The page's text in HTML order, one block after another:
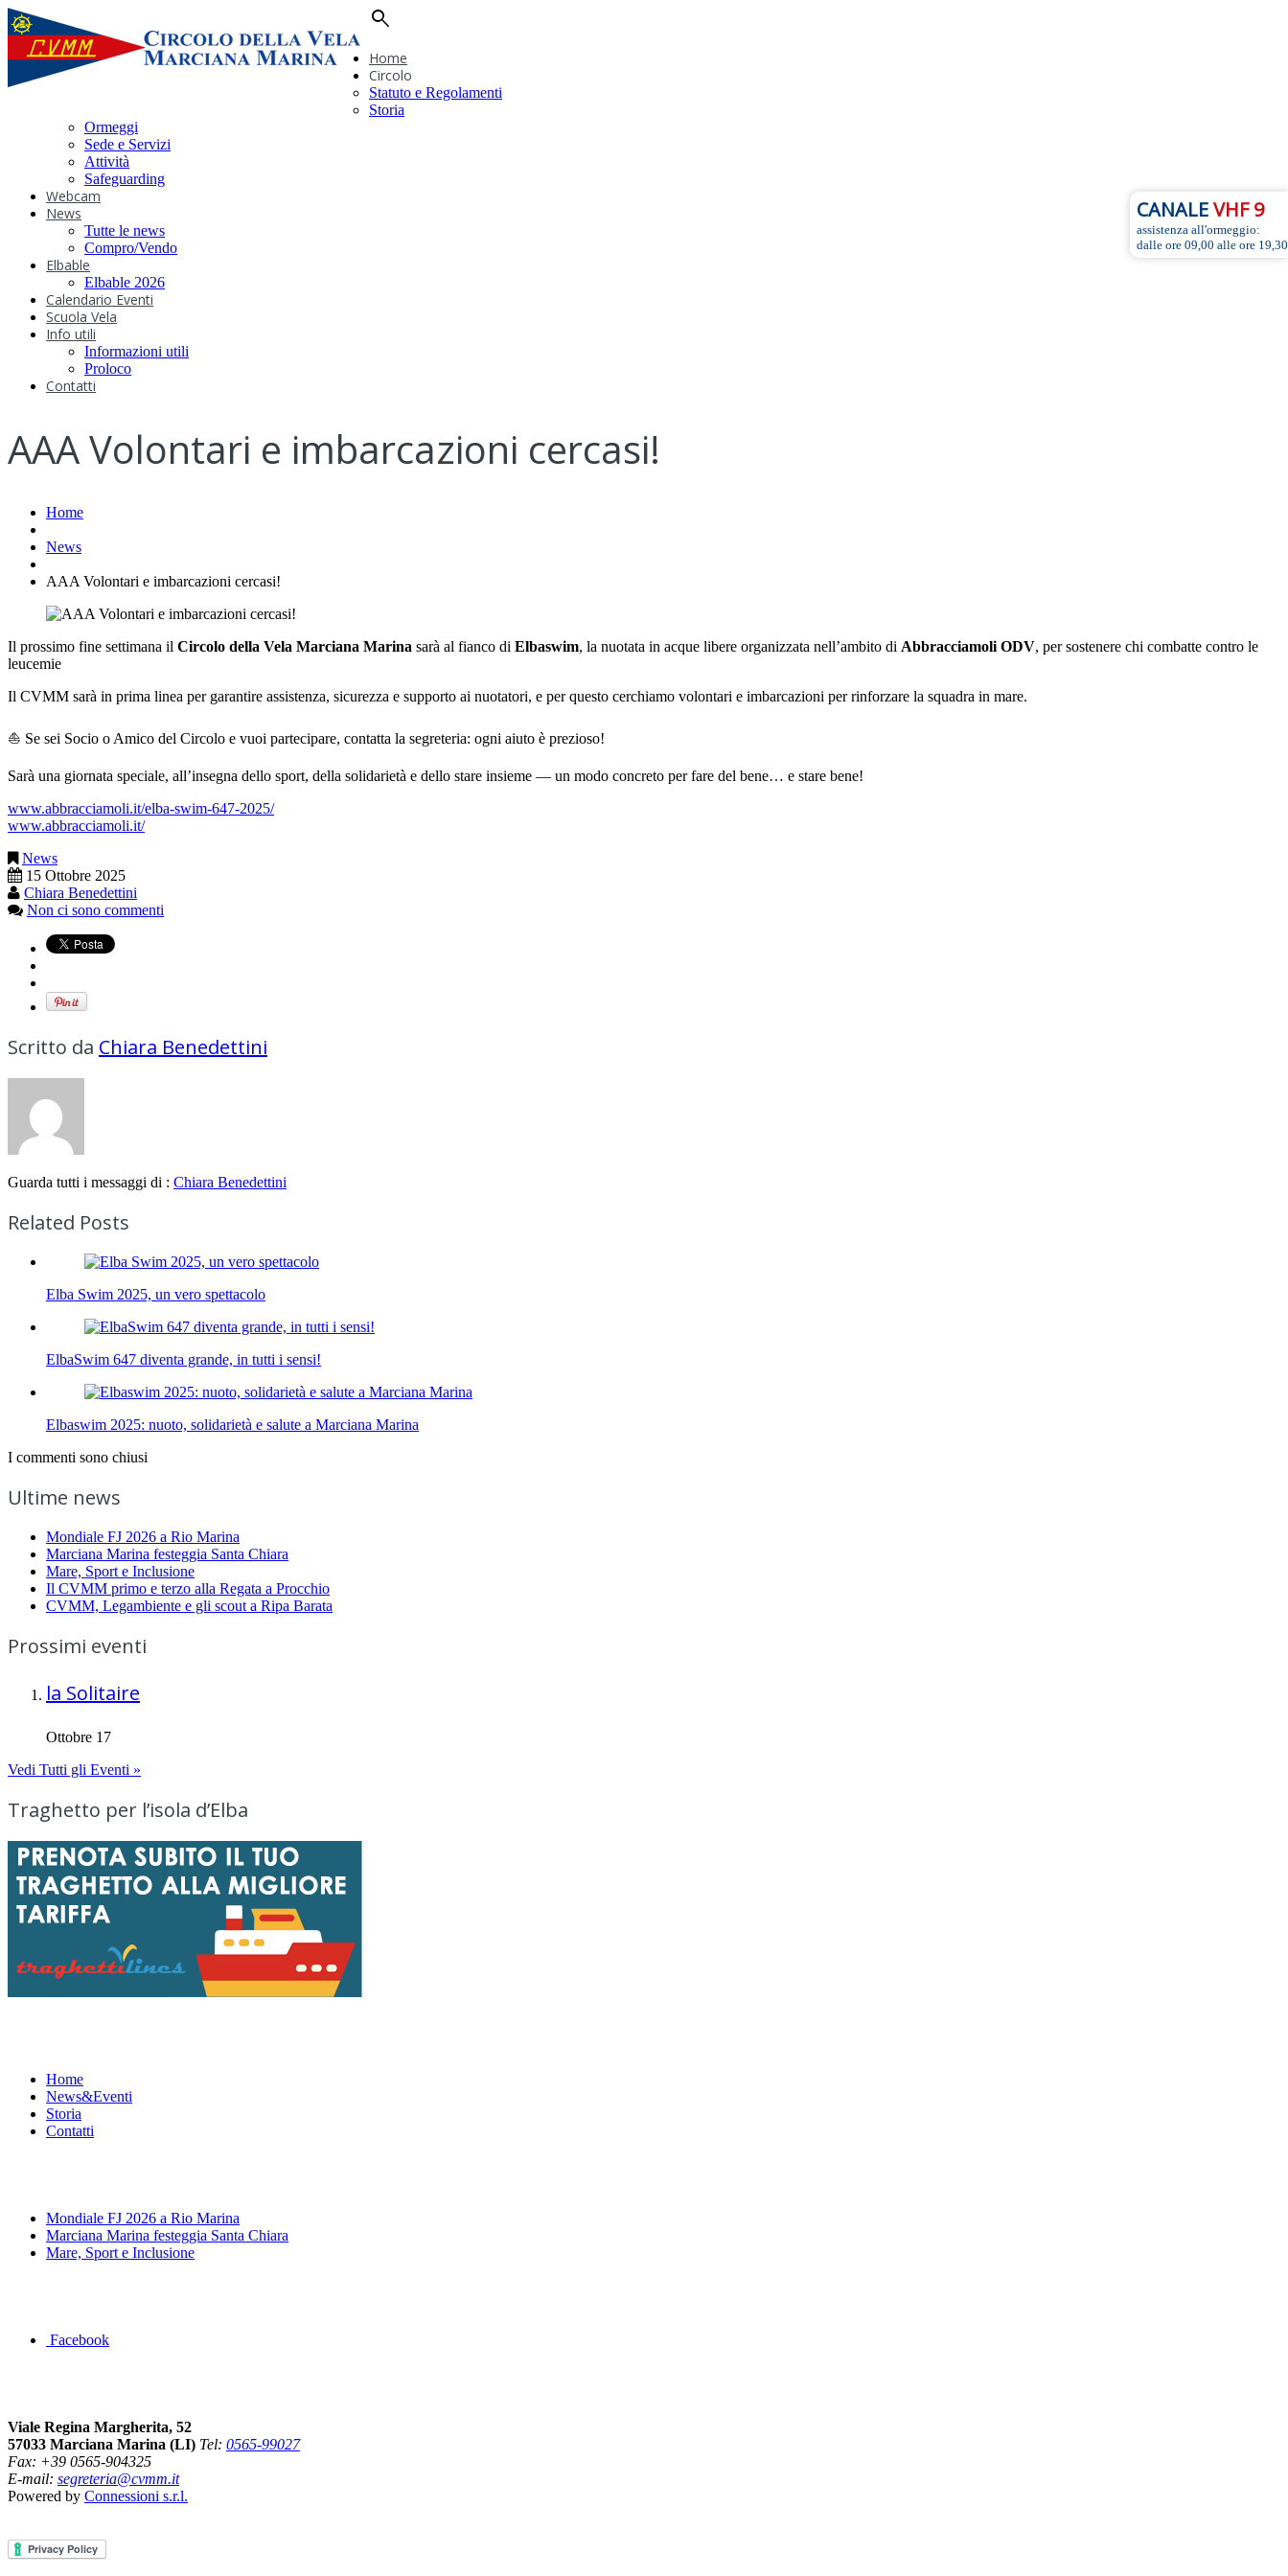
search
Home
Circolo
Statuto e Regolamenti
Storia
Ormeggi
Sede e Servizi
Attività
Safeguarding
Webcam
News
Tutte le news
Compro/Vendo
Elbable
Elbable 2026
Calendario Eventi
Scuola Vela
Info utili
Informazioni utili
Proloco
Contatti
CANALEVHF 9
assistenza all'ormeggio:
dalle ore 09,00 alle ore 19,30
AAA Volontari e imbarcazioni cercasi!
Home
News
AAA Volontari e imbarcazioni cercasi!
Il prossimo fine settimana il Circolo della Vela Marciana Marina sarà al fianco di Elbaswim, la nuotata in acque libere organizzata nell’ambito di Abbracciamoli ODV, per sostenere chi combatte contro le
leucemie
Il CVMM sarà in prima linea per garantire assistenza, sicurezza e supporto ai nuotatori, e per questo cerchiamo volontari e imbarcazioni per rinforzare la squadra in mare.
⛵ Se sei Socio o Amico del Circolo e vuoi partecipare, contatta la segreteria: ogni aiuto è prezioso!
Sarà una giornata speciale, all’insegna dello sport, della solidarietà e dello stare insieme — un modo concreto per fare del bene… e stare bene!
www.abbracciamoli.it/elba-swim-647-2025/
www.abbracciamoli.it/
News
15 Ottobre 2025
Chiara Benedettini
Non ci sono commenti
Scritto da Chiara Benedettini
Guarda tutti i messaggi di : Chiara Benedettini
Related Posts
Elba Swim 2025, un vero spettacolo
ElbaSwim 647 diventa grande, in tutti i sensi!
Elbaswim 2025: nuoto, solidarietà e salute a Marciana Marina
I commenti sono chiusi
Ultime news
Mondiale FJ 2026 a Rio Marina
Marciana Marina festeggia Santa Chiara
Mare, Sport e Inclusione
Il CVMM primo e terzo alla Regata a Procchio
CVMM, Legambiente e gli scout a Ripa Barata
Prossimi eventi
la Solitaire
Ottobre 17
Vedi Tutti gli Eventi »
Traghetto per l’isola d’Elba
Home
News&Eventi
Storia
Contatti
Mondiale FJ 2026 a Rio Marina
Marciana Marina festeggia Santa Chiara
Mare, Sport e Inclusione
Facebook
Viale Regina Margherita, 52
57033 Marciana Marina (LI) Tel: 0565-99027
Fax: +39 0565-904325
E-mail: segreteria@cvmm.it
Powered by Connessioni s.r.l.